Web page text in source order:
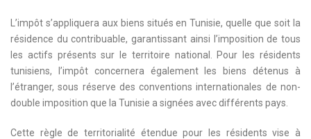
L’impôt s’appliquera aux biens situés en Tunisie, quelle que soit la
résidence du contribuable, garantissant ainsi l’imposition de tous
les actifs présents sur le territoire national. Pour les résidents
tunisiens, l’impôt concernera également les biens détenus à
l’étranger, sous réserve des conventions internationales de non-
double imposition que la Tunisie a signées avec différents pays.
Cette règle de territorialité étendue pour les résidents vise à